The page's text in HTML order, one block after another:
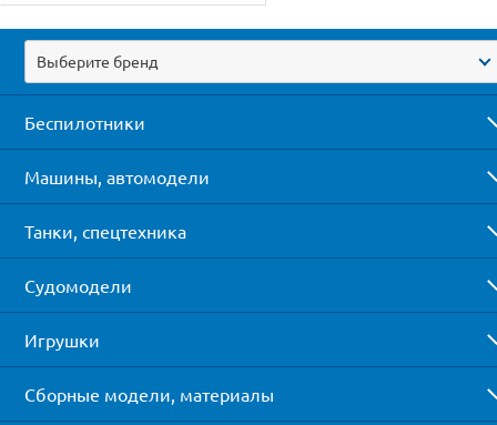
Выберите бренд
Беспилотники
Машины, автомодели
Танки, спецтехника
Судомодели
Игрушки
Сборные модели, материалы